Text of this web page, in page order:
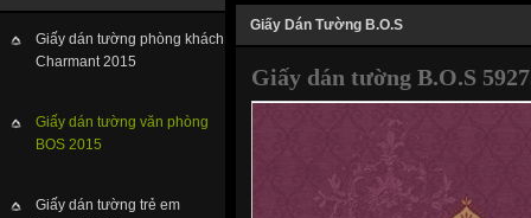
Giấy dán tường phòng khách
Charmant 2015
Giấy dán tường văn phòng
BOS 2015
Giấy dán tường trẻ em
Giấy Dán Tường B.O.S
Giấy dán tường B.O.S